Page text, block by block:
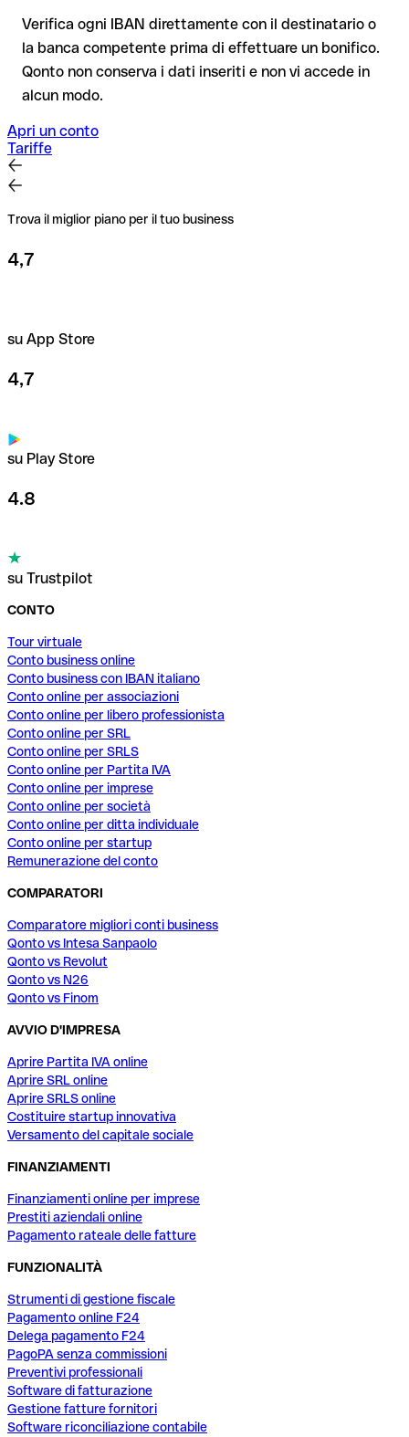
Consiglio: verifica ogni IBAN prima di un bonifico con il nostro
per importi elevati o nuovi rapporti commerciali.
Verifica ogni IBAN direttamente con il destinatario o
la banca competente prima di effettuare un bonifico.
Qonto non conserva i dati inseriti e non vi accede in
alcun modo.
Apri un conto
Tariffe
Trova il miglior piano per il tuo business
4,7
su App Store
4,7
su Play Store
4.8
su Trustpilot
CONTO
Tour virtuale
Conto business online
Conto business con IBAN italiano
Conto online per associazioni
Conto online per libero professionista
Conto online per SRL
Conto online per SRLS
Conto online per Partita IVA
Conto online per imprese
Conto online per società
Conto online per ditta individuale
Conto online per startup
Remunerazione del conto
COMPARATORI
Comparatore migliori conti business
Qonto vs Intesa Sanpaolo
Qonto vs Revolut
Qonto vs N26
Qonto vs Finom
AVVIO D'IMPRESA
Aprire Partita IVA online
Aprire SRL online
Aprire SRLS online
Costituire startup innovativa
Versamento del capitale sociale
FINANZIAMENTI
Finanziamenti online per imprese
Prestiti aziendali online
Pagamento rateale delle fatture
FUNZIONALITÀ
Strumenti di gestione fiscale
Pagamento online F24
Delega pagamento F24
PagoPA senza commissioni
Preventivi professionali
Software di fatturazione
Gestione fatture fornitori
Software riconciliazione contabile